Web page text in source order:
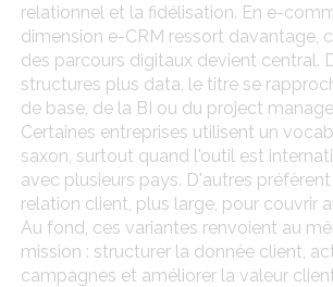
relationnel et la fidélisation. En e-
dimension e-CRM ressort davantage,
des parcours digitaux devient central.
structures plus data, le titre se
de base, de la BI ou du project
Certaines entreprises utilisent un
saxon, surtout quand l'outil est
avec plusieurs pays. D'autres
relation client, plus large, pour couvrir
Au fond, ces variantes renvoient au
mission : structurer la donnée client,
campagnes et améliorer la valeur